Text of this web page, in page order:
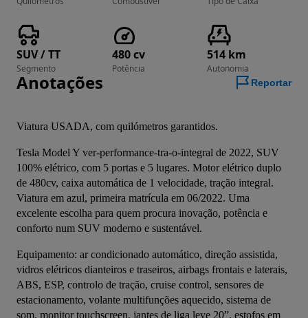
SUV / TT
Segmento
480 cv
Potência
514 km
Autonomia
Anotações Reportar
Viatura USADA, com quilómetros garantidos.
Tesla Model Y ver-performance-tra-o-integral de 2022, SUV
100% elétrico, com 5 portas e 5 lugares. Motor elétrico duplo
de 480cv, caixa automática de 1 velocidade, tração integral.
Viatura em azul, primeira matrícula em 06/2022. Uma
excelente escolha para quem procura inovação, potência e
conforto num SUV moderno e sustentável.
Equipamento: ar condicionado automático, direção assistida,
vidros elétricos dianteiros e traseiros, airbags frontais e laterais,
ABS, ESP, controlo de tração, cruise control, sensores de
estacionamento, volante multifunções aquecido, sistema de
som, monitor touchscreen, jantes de liga leve 20”, estofos em